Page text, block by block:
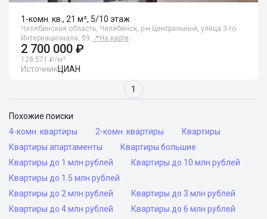
1-комн. кв., 21 м², 5/10 этаж
Челябинская область, Челябинск, р-н Центральный, улица 3-го
Интернационала, 59 📍 На карте
2 700 000 ₽
128 571 ₽/м²
ИсточникЦИАН
1
Похожие поиски
4-комн. квартиры
2-комн. квартиры
Квартиры
Квартиры апартаменты
Квартиры большие
Квартиры до 1 млн рублей
Квартиры до 10 млн рублей
Квартиры до 1.5 млн рублей
Квартиры до 2 млн рублей
Квартиры до 3 млн рублей
Квартиры до 4 млн рублей
Квартиры до 6 млн рублей